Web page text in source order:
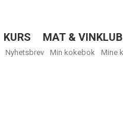
KURS MAT &
Nyhetsbrev Min kokebok Mine